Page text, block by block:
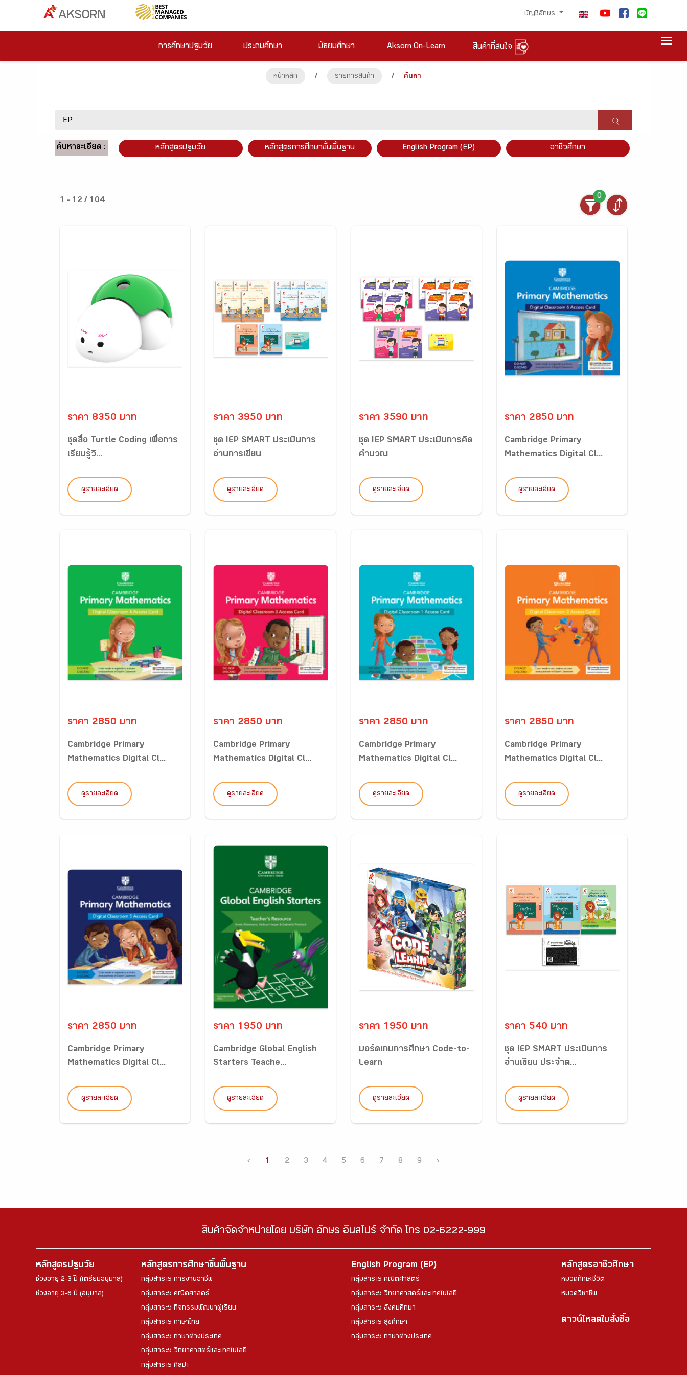
บัญชีอักษร
การศึกษาปฐมวัย ประถมศึกษา มัธยมศึกษา Aksorn On-Learn สินค้าที่สนใจ
หน้าหลัก / รายการสินค้า / ค้นหา
ค้นหาละเอียด : หลักสูตรปฐมวัย หลักสูตรการศึกษาขั้นพื้นฐาน English Program (EP) อาชีวศึกษา
1 - 12 / 104
0
ราคา 8350 บาท
ชุดสื่อ Turtle Coding เพื่อการ
เรียนรู้วิ...
ดูรายละเอียด
ราคา 3950 บาท
ชุด IEP SMART ประเมินการ
อ่านการเขียน
ดูรายละเอียด
ราคา 3590 บาท
ชุด IEP SMART ประเมินการคิด
คำนวณ
ดูรายละเอียด
ราคา 2850 บาท
Cambridge Primary
Mathematics Digital Cl...
ดูรายละเอียด
ราคา 2850 บาท
Cambridge Primary
Mathematics Digital Cl...
ดูรายละเอียด
ราคา 2850 บาท
Cambridge Primary
Mathematics Digital Cl...
ดูรายละเอียด
ราคา 2850 บาท
Cambridge Primary
Mathematics Digital Cl...
ดูรายละเอียด
ราคา 2850 บาท
Cambridge Primary
Mathematics Digital Cl...
ดูรายละเอียด
ราคา 2850 บาท
Cambridge Primary
Mathematics Digital Cl...
ดูรายละเอียด
ราคา 1950 บาท
Cambridge Global English
Starters Teache...
ดูรายละเอียด
ราคา 1950 บาท
บอร์ดเกมการศึกษา Code-to-
Learn
ดูรายละเอียด
ราคา 540 บาท
ชุด IEP SMART ประเมินการ
อ่านเขียน ประจำต...
ดูรายละเอียด
‹ 1 2 3 4 5 6 7 8 9 ›
สินค้าจัดจำหน่ายโดย บริษัท อักษร อินสไปร์ จำกัด โทร 02-6222-999
หลักสูตรปฐมวัย
ช่วงอายุ 2-3 ปี (เตรียมอนุบาล)
ช่วงอายุ 3-6 ปี (อนุบาล)
หลักสูตรการศึกษาขึ้นพื้นฐาน
กลุ่มสาระฯ การงานอาชีพ
กลุ่มสาระฯ คณิตศาสตร์
กลุ่มสาระฯ กิจกรรมพัฒนาผู้เรียน
กลุ่มสาระฯ ภาษาไทย
กลุ่มสาระฯ ภาษาต่างประเทศ
กลุ่มสาระฯ วิทยาศาสตร์และเทคโนโลยี
กลุ่มสาระฯ ศิลปะ
English Program (EP)
กลุ่มสาระฯ คณิตศาสตร์
กลุ่มสาระฯ วิทยาศาสตร์และเทคโนโลยี
กลุ่มสาระฯ สังคมศึกษา
กลุ่มสาระฯ สุขศึกษา
กลุ่มสาระฯ ภาษาต่างประเทศ
หลักสูตรอาชีวศึกษา
หมวดทักษะชีวิต
หมวดวิชาชีพ
ดาวน์โหลดใบสั่งซื้อ